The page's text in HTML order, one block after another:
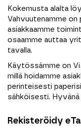
Kokemusta alalta
Vahvuutenamme
asiakkaamme
osaamme auttaa
tavalla.
Käytössämme on
millä hoidamme
perinteisesti
sähköisesti. Hyvänä
Rekisteröidy